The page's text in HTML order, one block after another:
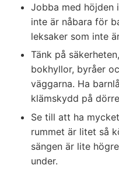
Jobba med höjden
inte är nåbara för
leksaker som inte
Tänk på
bokhyllor, byråer
väggarna. Ha
klämskydd på
Se till att ha
rummet är litet så
sängen är lite
under.